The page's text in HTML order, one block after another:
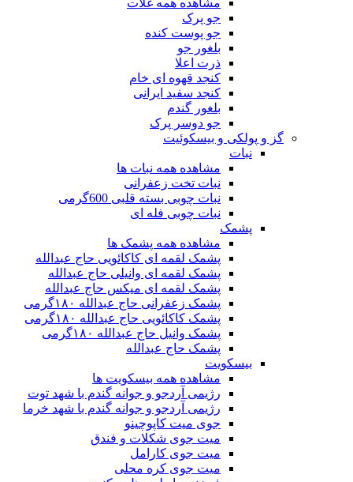
مشاهده همه غلات
جو پرک
جو پوست کنده
بلغور جو
ذرت اعلا
کنجد قهوه ای خام
کنجد سفید ایرانی
بلغور گندم
جو دوسر پرک
گز و پولکی و بیسکوئیت
نبات
مشاهده همه نبات ها
نبات تخت زعفرانی
نبات چوبی بسته قلبی 600گرمی
نبات چوبی فله ای
پشمک
مشاهده همه پشمک ها
پشمک لقمه ای کاکائویی حاج عبدالله
پشمک لقمه ای وانیلی حاج عبدالله
پشمک لقمه ای میکس حاج عبدالله
پشمک زعفرانی حاج عبدالله ۱۸۰گرمی
پشمک کاکائویی حاج عبدالله ۱۸۰گرمی
پشمک وانیل حاج عبدالله ۱۸۰گرمی
پشمک حاج عبدالله
بیسکویت
مشاهده همه بیسکویت ها
رژیمی آردجو و جوانه گندم با شهد توت
رژیمی آردجو و جوانه گندم با شهد خرما
جوی میت کاپوچینو
میت جوی شکلات و فندق
میت جوی کارامل
میت جوی کره محلی